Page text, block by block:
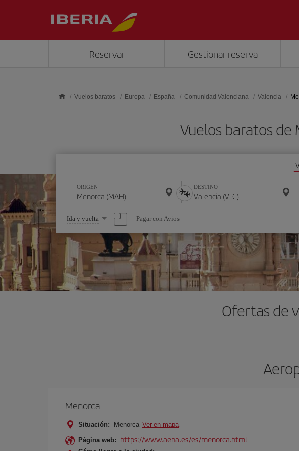
Reservar Gestionar reserva
Vuelos baratos Europa España Comunidad Valenciana Valencia
Vuelos baratos de
ORIGEN DESTINO
Seleccione
una
opción
Ida y vuelta Pagar con Avios
Ofertas de
Menorca
Situación: Menorca Ver en mapa
Página web: https://www.aena.es/es/menorca.html